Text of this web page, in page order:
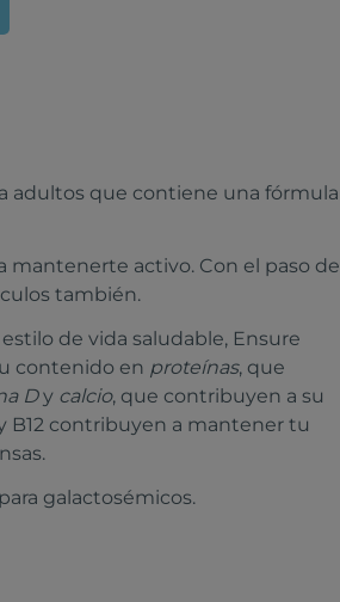
adultos que contiene una fórmula
activo. Con el paso del
también.
de vida saludable, Ensure
contenido en proteínas, que
Dy calcio, que contribuyen a su
B12 contribuyen a mantener tu
galactosémicos.